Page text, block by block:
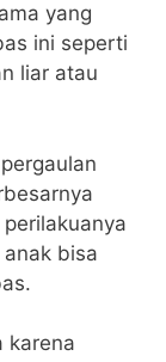
yang
ini seperti
liar atau
bisa
karena